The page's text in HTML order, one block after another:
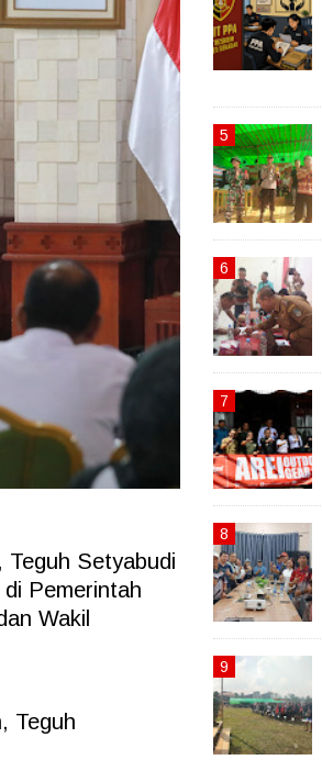
Setyabudi
Pemerintah
Wakil
Teguh